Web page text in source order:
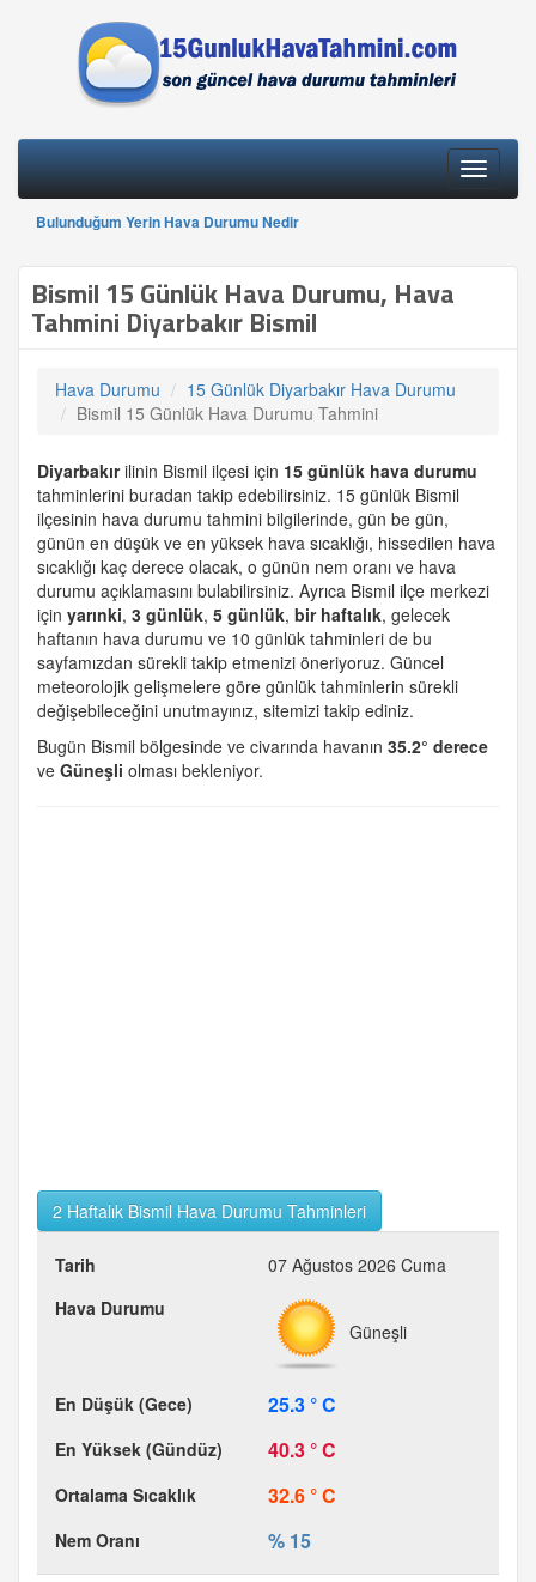
Toggle
Bulunduğum Yerin Hava Durumu Nedir
Bismil 15 Günlük Hava Durumu, Hava
Tahmini Diyarbakır Bismil
Hava Durumu
15 Günlük Diyarbakır Hava Durumu
Bismil 15 Günlük Hava Durumu Tahmini
Diyarbakırilinin Bismil ilçesi için 15 günlük hava durumu
tahminlerini buradan takip edebilirsiniz. 15 günlük Bismil
ilçesinin hava durumu tahmini bilgilerinde, gün be gün,
günün en düşük ve en yüksek hava sıcaklığı, hissedilen hava
sıcaklığı kaç derece olacak, o günün nem oranı ve hava
durumu açıklamasını bulabilirsiniz. Ayrıca Bismil ilçe merkezi
için yarınki, 3 günlük, 5 günlük, bir haftalık, gelecek
haftanın hava durumu ve 10 günlük tahminleri de bu
sayfamızdan sürekli takip etmenizi öneriyoruz. Güncel
meteorolojik gelişmelere göre günlük tahminlerin sürekli
değişebileceğini unutmayınız, sitemizi takip ediniz.
Bugün Bismil bölgesinde ve civarında havanın 35.2° derece
ve Güneşli olması bekleniyor.
2 Haftalık Bismil Hava Durumu Tahminleri
07 Ağustos 2026 Cuma
Güneşli
25.3 ° C
40.3 ° C
32.6 ° C
% 15